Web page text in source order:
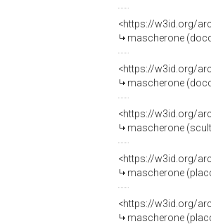
<https://w3id.org/
mascherone
<https://w3id.org/
mascherone
<https://w3id.org/
mascherone
<https://w3id.org/
mascherone
<https://w3id.org/
mascherone